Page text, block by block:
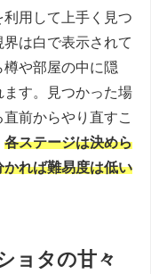
用して上手く見つ
は白で表示されて
や部屋の中に隠
す。見つかった場
前からやり直すこ
各ステージは決めら
れば難易度は低い
タの甘々